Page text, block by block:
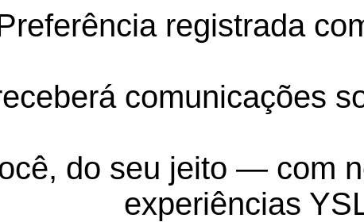
registrada
comunicações
do seu jeito — com
experiências